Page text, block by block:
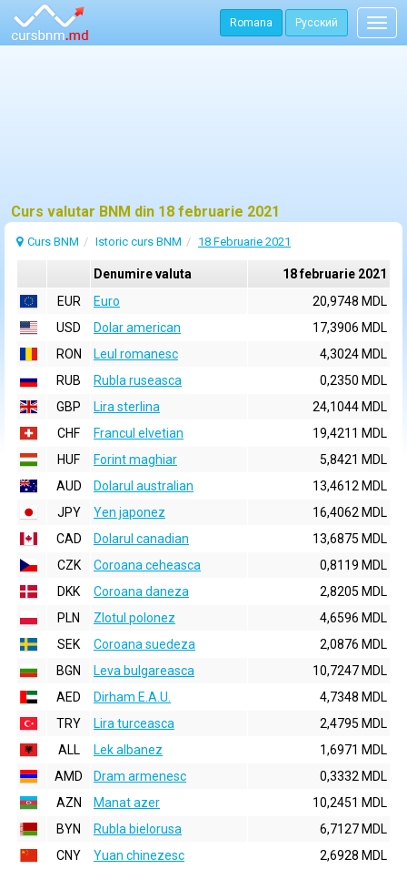
Romana Русский
Curs valutar BNM din 18 februarie 2021
Curs BNM Istoric curs BNM 18 Februarie 2021
Denumire valuta
18 februarie 2021
EUR
Euro
20,9748 MDL
USD
Dolar american
17,3906 MDL
RON
Leul romanesc
4,3024 MDL
RUB
Rubla ruseasca
0,2350 MDL
GBP
Lira sterlina
24,1044 MDL
CHF
Francul elvetian
19,4211 MDL
HUF
Forint maghiar
5,8421 MDL
AUD
Dolarul australian
13,4612 MDL
JPY
Yen japonez
16,4062 MDL
CAD
Dolarul canadian
13,6875 MDL
CZK
Coroana ceheasca
0,8119 MDL
DKK
Coroana daneza
2,8205 MDL
PLN
Zlotul polonez
4,6596 MDL
SEK
Coroana suedeza
2,0876 MDL
BGN
Leva bulgareasca
10,7247 MDL
AED
Dirham E.A.U.
4,7348 MDL
TRY
Lira turceasca
2,4795 MDL
ALL
Lek albanez
1,6971 MDL
AMD
Dram armenesc
0,3332 MDL
AZN
Manat azer
10,2451 MDL
BYN
Rubla bielorusa
6,7127 MDL
CNY
Yuan chinezesc
2,6928 MDL